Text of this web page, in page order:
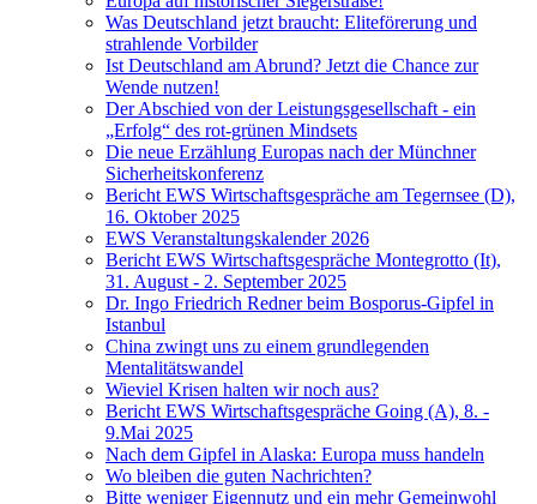
Was Deutschland jetzt braucht: Eliteförerung und
strahlende Vorbilder
Ist Deutschland am Abrund? Jetzt die Chance zur
Wende nutzen!
Der Abschied von der Leistungsgesellschaft - ein
„Erfolg“ des rot-grünen Mindsets
Die neue Erzählung Europas nach der Münchner
Sicherheitskonferenz
Bericht EWS Wirtschaftsgespräche am Tegernsee (D),
16. Oktober 2025
EWS Veranstaltungskalender 2026
Bericht EWS Wirtschaftsgespräche Montegrotto (It),
31. August - 2. September 2025
Dr. Ingo Friedrich Redner beim Bosporus-Gipfel in
Istanbul
China zwingt uns zu einem grundlegenden
Mentalitätswandel
Wieviel Krisen halten wir noch aus?
Bericht EWS Wirtschaftsgespräche Going (A), 8. -
9.Mai 2025
Nach dem Gipfel in Alaska: Europa muss handeln
Wo bleiben die guten Nachrichten?
Bitte weniger Eigennutz und ein mehr Gemeinwohl